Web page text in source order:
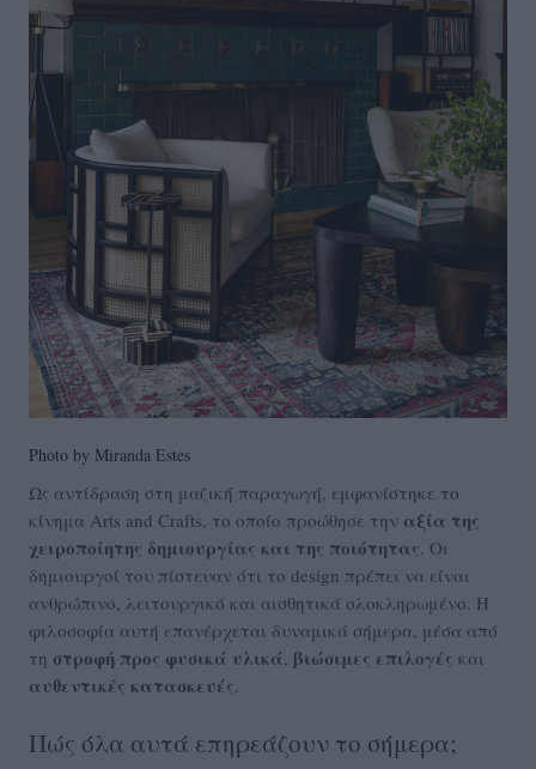
Photo by Miranda Estes
Ως αντίδραση στη μαζική παραγωγή, εμφανίστηκε το
κίνημα Arts and Crafts, το οποίο προώθησε την αξία της
χειροποίητης δημιουργίας και της ποιότητας. Οι
δημιουργοί του πίστευαν ότι το design πρέπει να είναι
ανθρώπινο, λειτουργικό και αισθητικά ολοκληρωμένο. Η
φιλοσοφία αυτή επανέρχεται δυναμικά σήμερα, μέσα από
τη στροφή προς φυσικά υλικά, βιώσιμες επιλογές και
αυθεντικές κατασκευές.
Πώς όλα αυτά επηρεάζουν το σήμερα;